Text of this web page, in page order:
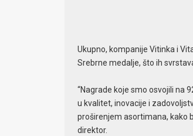
Ukupno, kompanije Vitinka i
Srebrne medalje, što ih
“Nagrade koje smo osvojili na
u kvalitet, inovacije i
proširenjem asortimana, kako
direktor.